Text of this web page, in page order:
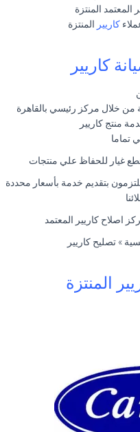
المعتمد المنتزة
كاريير المنتزة
كاريير
خلال مركز رئيسي بالقاهرة
منتج كاريير
تماما
غيار للحفاظ علي منتجات
بتقديم خدمة بأسعار محددة
اصلاح كاريير المعتمد
» تصليح كاريير
المنتزة